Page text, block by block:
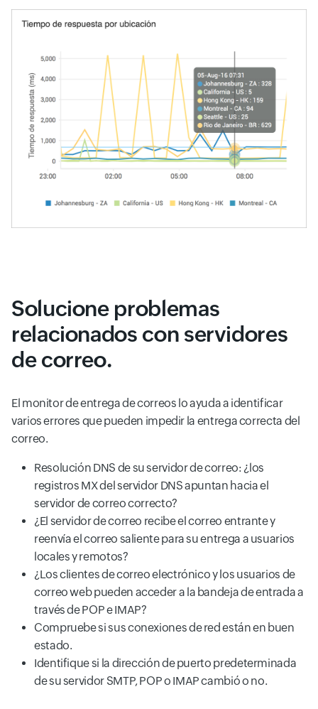
Solucione problemas
relacionados con servidores
de correo.
El monitor de entrega de correos lo ayuda a identificar
varios errores que pueden impedir la entrega correcta del
correo.
Resolución DNS de su servidor de correo: ¿los
registros MX del servidor DNS apuntan hacia el
servidor de correo correcto?
¿El servidor de correo recibe el correo entrante y
reenvía el correo saliente para su entrega a usuarios
locales y remotos?
¿Los clientes de correo electrónico y los usuarios de
correo web pueden acceder a la bandeja de entrada a
través de POP e IMAP?
Compruebe si sus conexiones de red están en buen
estado.
Identifique si la dirección de puerto predeterminada
de su servidor SMTP, POP o IMAP cambió o no.